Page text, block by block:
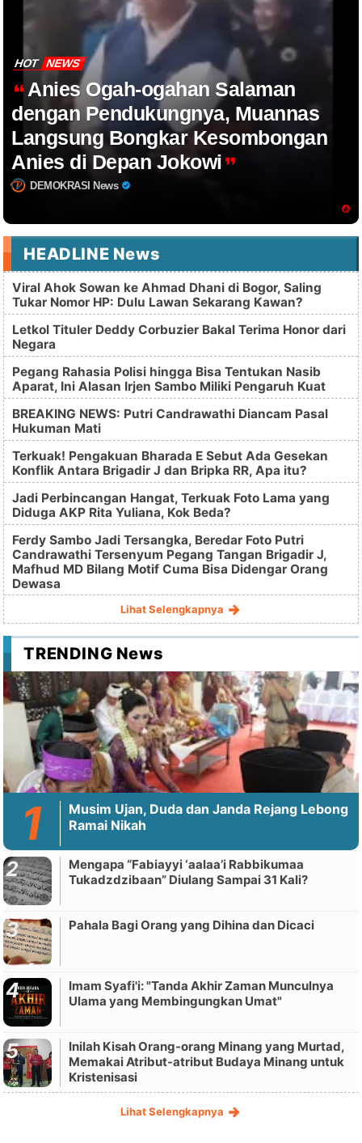
HOT NEWS
Anies Ogah-ogahan Salaman
dengan Pendukungnya, Muannas
Langsung Bongkar Kesombongan
Anies di Depan Jokowi
DEMOKRASI News
HEADLINE News
Viral Ahok Sowan ke Ahmad Dhani di Bogor, Saling
Tukar Nomor HP: Dulu Lawan Sekarang Kawan?
Letkol Tituler Deddy Corbuzier Bakal Terima Honor dari
Negara
Pegang Rahasia Polisi hingga Bisa Tentukan Nasib
Aparat, Ini Alasan Irjen Sambo Miliki Pengaruh Kuat
BREAKING NEWS: Putri Candrawathi Diancam Pasal
Hukuman Mati
Terkuak! Pengakuan Bharada E Sebut Ada Gesekan
Konflik Antara Brigadir J dan Bripka RR, Apa itu?
Jadi Perbincangan Hangat, Terkuak Foto Lama yang
Diduga AKP Rita Yuliana, Kok Beda?
Ferdy Sambo Jadi Tersangka, Beredar Foto Putri
Candrawathi Tersenyum Pegang Tangan Brigadir J,
Mafhud MD Bilang Motif Cuma Bisa Didengar Orang
Dewasa
Lihat Selengkapnya
TRENDING News
Musim Ujan, Duda dan Janda Rejang Lebong
Ramai Nikah
Mengapa “Fabiayyi ‘aalaa’i Rabbikumaa
Tukadzdzibaan” Diulang Sampai 31 Kali?
Pahala Bagi Orang yang Dihina dan Dicaci
Imam Syafi'i: "Tanda Akhir Zaman Munculnya
Ulama yang Membingungkan Umat"
Inilah Kisah Orang-orang Minang yang Murtad,
Memakai Atribut-atribut Budaya Minang untuk
Kristenisasi
Lihat Selengkapnya